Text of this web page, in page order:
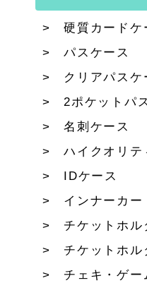
硬質カードケ
パスケース
クリアパスケ
2ポケットパ
名刺ケース
ハイクオリテ
IDケース
インナーカ
チケットホル
チケットホ
チェキ・ゲー